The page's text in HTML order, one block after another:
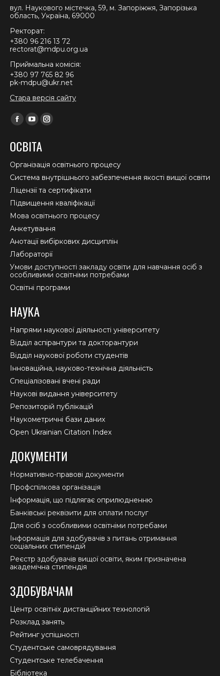
вул. Наукового містечка, 59, м. Запоріжжя, Запорізька
область, Україна, 69000
Ректорат:
+380 96 216 13 72
rectorat@mdpu.org.ua
Приймальна комісія:
+380 97 765 82 96
pk-mdpu@ukr.net
Стара версія сайту
Find us on:
Facebook
opens
in
new
window
YouTube
opens
in
new
window
Instagram
in
new
window
ОСВІТА
Організація освітнього процесу
Система внутрішнього забезпечення якості вищої освіти
Ліцензії та сертифікати
Підвищення кваліфікації
Мова освітнього процесу
Анкетування
Анотації вибіркових дисциплін
Лабораторії
Умови доступності закладу освіти для навчання осіб з
особливими освітніми потребами
Освітні програми
НАУКА
Напрями наукової діяльності університету
Відділ аспірантури та докторантури
Відділ наукової роботи студентів
Інноваційна, науково-технічна діяльність
Спеціалізовані вчені ради
Наукові видання університету
Репозиторій публікацій
Наукометричні бази даних
Open Ukrainian Citation Index
ДОКУМЕНТИ
Нормативно-правові документи
Профспілкова організація
Інформація, що підлягає оприлюдненню
Банківські реквізити для оплати послуг
Для осіб з особливими освітніми потребами
Інформація для здобувачів з питань отримання
соціальних стипендій
Реєстр здобувачів вищої освіти, яким призначена
академічна стипендія
ЗДОБУВАЧАМ
Центр освітніх дистанційних технологій
Розклад занять
Рейтинг успішності
Студентське самоврядування
Студентське телебачення
Бібліотека